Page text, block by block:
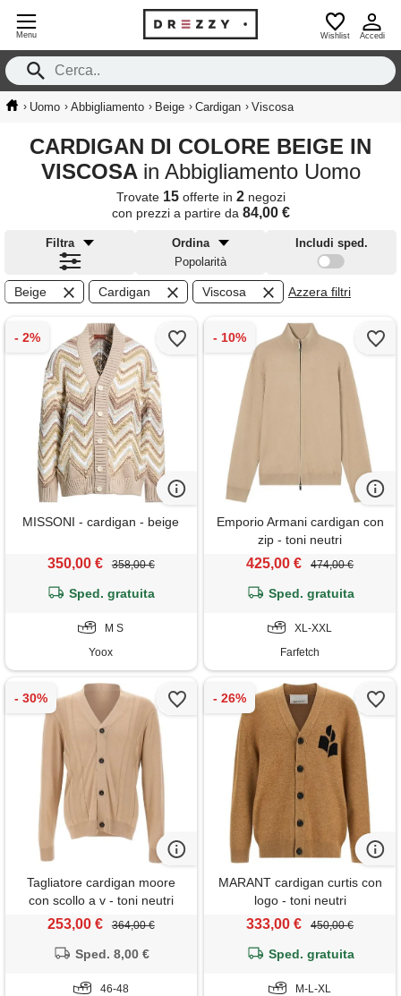
Menu Wishlist Accedi
› Uomo › Abbigliamento › Beige › Cardigan › Viscosa
CARDIGAN DI COLORE BEIGE IN
VISCOSA in Abbigliamento Uomo
Trovate 15offerte in 2negozi
con prezzi a partire da 84,00 €
Filtra
Ordina
Popolarità
Includi sped.
Beige Cardigan Viscosa Azzera filtri
MISSONI - cardigan - beige
350,00 € 358,00 €
Sped. gratuita
M S
Yoox
Emporio Armani cardigan con
zip - toni neutri
425,00 € 474,00 €
Sped. gratuita
XL-XXL
Farfetch
Tagliatore cardigan moore
con scollo a v - toni neutri
253,00 € 364,00 €
Sped. 8,00 €
46-48
MARANT cardigan curtis con
logo - toni neutri
333,00 € 450,00 €
Sped. gratuita
M-L-XL